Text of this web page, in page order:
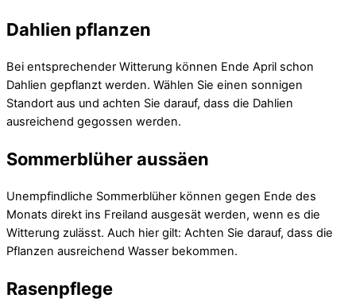
Dahlien pflanzen
Bei entsprechender Witterung können Ende April schon
Dahlien gepflanzt werden. Wählen Sie einen sonnigen
Standort aus und achten Sie darauf, dass die Dahlien
ausreichend gegossen werden.
Sommerblüher aussäen
Unempfindliche Sommerblüher können gegen Ende des
Monats direkt ins Freiland ausgesät werden, wenn es die
Witterung zulässt. Auch hier gilt: Achten Sie darauf, dass die
Pflanzen ausreichend Wasser bekommen.
Rasenpflege